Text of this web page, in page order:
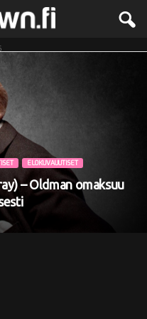
ELOKUVAUUTISET
– Oldman omaksuu